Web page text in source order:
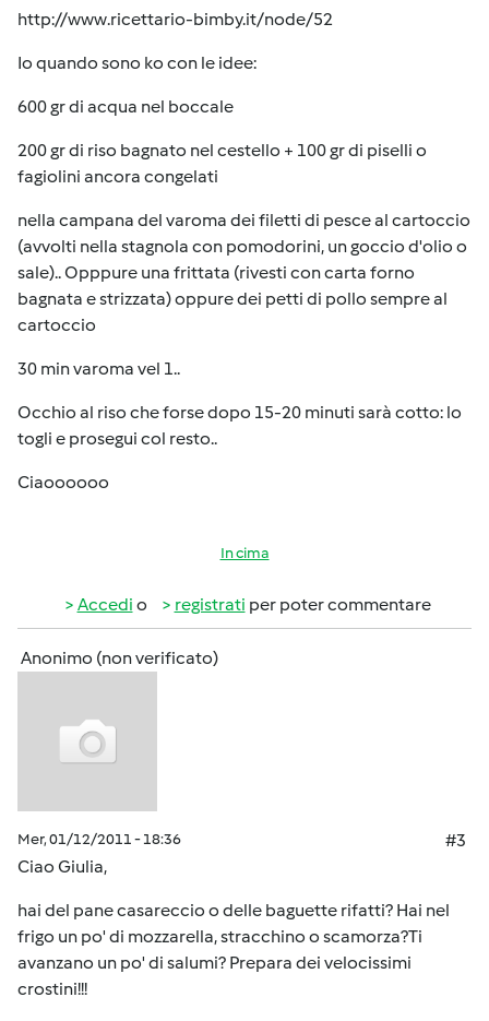
http://www.ricettario-bimby.it/node/52
Io quando sono ko con le idee:
600 gr di acqua nel boccale
200 gr di riso bagnato nel cestello + 100 gr di piselli o
fagiolini ancora congelati
nella campana del varoma dei filetti di pesce al cartoccio
(avvolti nella stagnola con pomodorini, un goccio d'olio o
sale).. Opppure una frittata (rivesti con carta forno
bagnata e strizzata) oppure dei petti di pollo sempre al
cartoccio
30 min varoma vel 1..
Occhio al riso che forse dopo 15-20 minuti sarà cotto: lo
togli e prosegui col resto..
Ciaoooooo
In cima
Accedi o registrati per poter commentare
Anonimo (non verificato)
Mer, 01/12/2011 - 18:36
#3
Ciao Giulia,
hai del pane casareccio o delle baguette rifatti? Hai nel
frigo un po' di mozzarella, stracchino o scamorza?Ti
avanzano un po' di salumi? Prepara dei velocissimi
crostini!!!